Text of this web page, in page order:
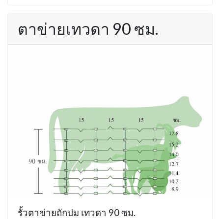
ตาข่ายเทวดา 90 ซม.
รั้วตาข่ายถักปม เทวดา 90 ซม.